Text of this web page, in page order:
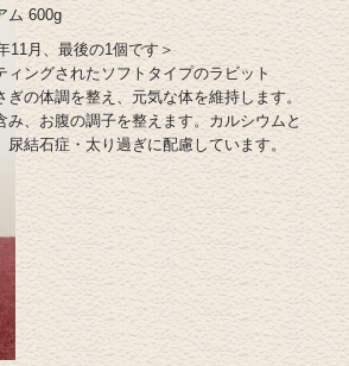
ム 600g
11月、最後の1個です＞
ィングされたソフトタイプのラビット
ぎの体調を整え、元気な体を維持します。
み、お腹の調子を整えます。カルシウムと
尿結石症・太り過ぎに配慮しています。